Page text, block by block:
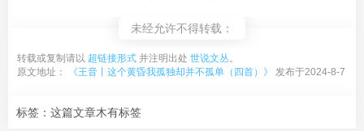
未经允许不得转载：
转载或复制请以 超链接形式 并注明出处 世说文丛。
原文地址：
《王音丨这个黄昏我孤独却并不孤单（四首）》 发布于2024-8-7
标签：这篇文章木有标签